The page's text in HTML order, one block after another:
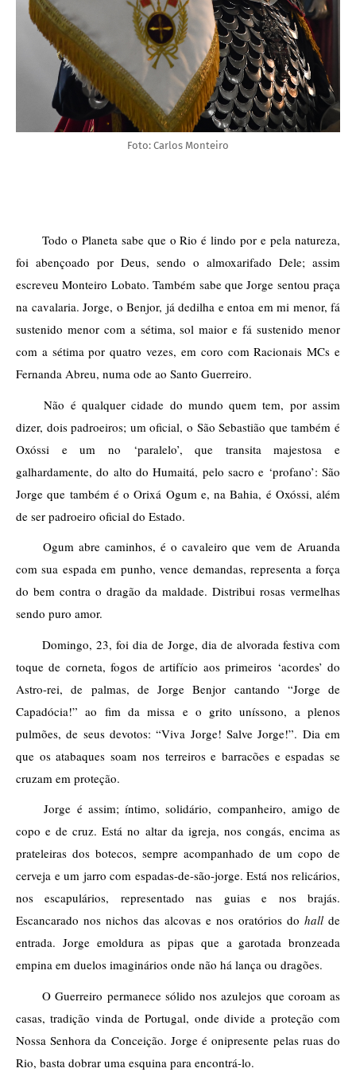
Foto: Carlos Monteiro
Todo o Planeta sabe que o Rio é lindo por e pela natureza,
foi abençoado por Deus, sendo o almoxarifado Dele; assim
escreveu Monteiro Lobato. Também sabe que Jorge sentou praça
na cavalaria. Jorge, o Benjor, já dedilha e entoa em mi menor, fá
sustenido menor com a sétima, sol maior e fá sustenido menor
com a sétima por quatro vezes, em coro com Racionais MCs e
Fernanda Abreu, numa ode ao Santo Guerreiro.
Não é qualquer cidade do mundo quem tem, por assim
dizer, dois padroeiros; um oficial, o São Sebastião que também é
Oxóssi e um no ‘paralelo’, que transita majestosa e
galhardamente, do alto do Humaitá, pelo sacro e ‘profano’: São
Jorge que também é o Orixá Ogum e, na Bahia, é Oxóssi, além
de ser padroeiro oficial do Estado.
Ogum abre caminhos, é o cavaleiro que vem de Aruanda
com sua espada em punho, vence demandas, representa a força
do bem contra o dragão da maldade. Distribui rosas vermelhas
sendo puro amor.
Domingo, 23, foi dia de Jorge, dia de alvorada festiva com
toque de corneta, fogos de artifício aos primeiros ‘acordes’ do
Astro-rei, de palmas, de Jorge Benjor cantando “Jorge de
Capadócia!” ao fim da missa e o grito uníssono, a plenos
pulmões, de seus devotos: “Viva Jorge! Salve Jorge!”. Dia em
que os atabaques soam nos terreiros e barracões e espadas se
cruzam em proteção.
Jorge é assim; íntimo, solidário, companheiro, amigo de
copo e de cruz. Está no altar da igreja, nos congás, encima as
prateleiras dos botecos, sempre acompanhado de um copo de
cerveja e um jarro com espadas-de-são-jorge. Está nos relicários,
nos escapulários, representado nas guias e nos brajás.
Escancarado nos nichos das alcovas e nos oratórios do hall de
entrada. Jorge emoldura as pipas que a garotada bronzeada
empina em duelos imaginários onde não há lança ou dragões.
O Guerreiro permanece sólido nos azulejos que coroam as
casas, tradição vinda de Portugal, onde divide a proteção com
Nossa Senhora da Conceição. Jorge é onipresente pelas ruas do
Rio, basta dobrar uma esquina para encontrá-lo.